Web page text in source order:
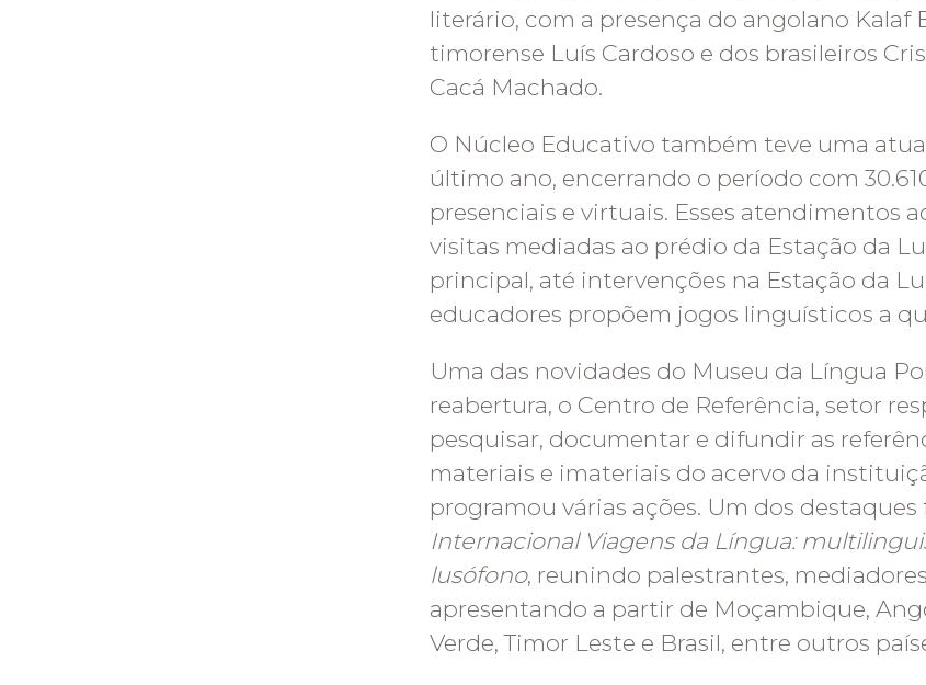
literário, com a presença do angolano Kalaf
timorense Luís Cardoso e dos brasileiros
Cacá Machado.
O Núcleo Educativo também teve uma
último ano, encerrando o período com
presenciais e virtuais. Esses atendimentos
visitas mediadas ao prédio da Estação da
principal, até intervenções na Estação da
educadores propõem jogos linguísticos a
Uma das novidades do Museu da Língua
reabertura, o Centro de Referência, setor
pesquisar, documentar e difundir as
materiais e imateriais do acervo da
programou várias ações. Um dos destaques
Internacional Viagens da Língua:
lusófono, reunindo palestrantes,
apresentando a partir de Moçambique,
Verde, Timor Leste e Brasil, entre outros